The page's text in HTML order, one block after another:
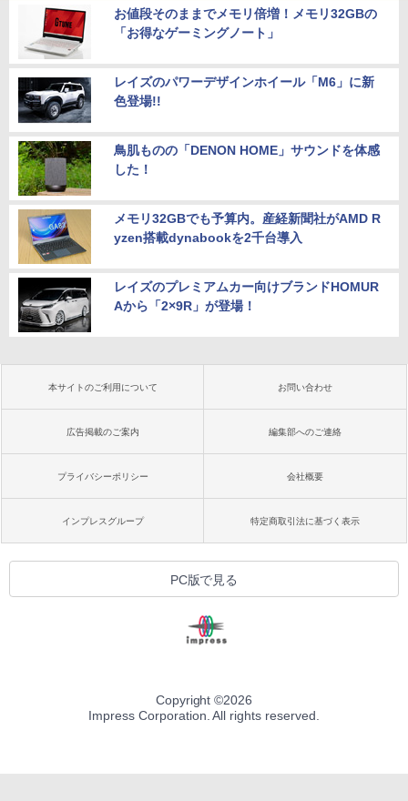
お値段そのままでメモリ倍増！メモリ32GBの
「お得なゲーミングノート」
レイズのパワーデザインホイール「M6」に新
色登場!!
鳥肌ものの「DENON HOME」サウンドを体感
した！
メモリ32GBでも予算内。産経新聞社がAMD R
yzen搭載dynabookを2千台導入
レイズのプレミアムカー向けブランドHOMUR
Aから「2×9R」が登場！
本サイトのご利用について お問い合わせ
広告掲載のご案内 編集部へのご連絡
プライバシーポリシー 会社概要
インプレスグループ 特定商取引法に基づく表示
PC版で見る
Copyright ©2026
Impress Corporation. All rights reserved.